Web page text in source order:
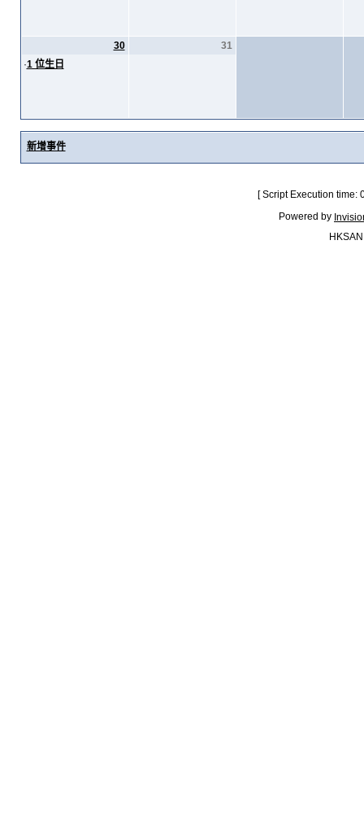
30
·1 位生日
31
新增事件
[ Script Execution
Powered by